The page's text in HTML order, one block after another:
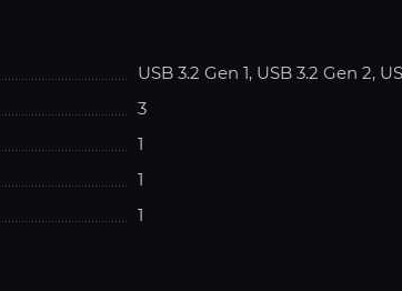
USB 3.2 Gen 1, USB 3.2 Gen 2,
3
1
1
1